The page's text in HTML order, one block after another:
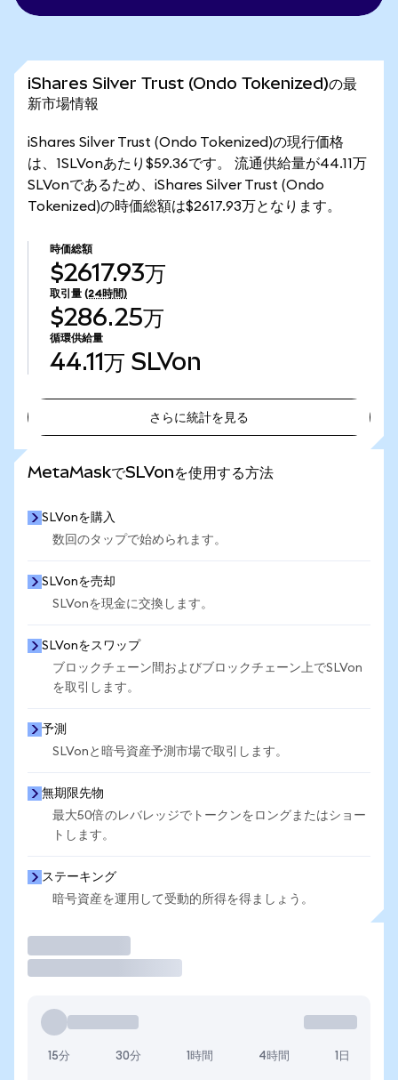
iShares Silver Trust (Ondo Tokenized)の最
新市場情報
iShares Silver Trust (Ondo Tokenized)の現行価格
は、1SLVonあたり$59.36です。 流通供給量が44.11万
SLVonであるため、iShares Silver Trust (Ondo
Tokenized)の時価総額は$2617.93万となります。
時価総額
$2617.93万
取引量 (24時間)
$286.25万
循環供給量
44.11万 SLVon
さらに統計を見る
MetaMaskでSLVonを使用する方法
SLVonを購入
数回のタップで始められます。
SLVonを売却
SLVonを現金に交換します。
SLVonをスワップ
ブロックチェーン間およびブロックチェーン上でSLVon
を取引します。
予測
SLVonと暗号資産予測市場で取引します。
無期限先物
最大50倍のレバレッジでトークンをロングまたはショー
トします。
ステーキング
暗号資産を運用して受動的所得を得ましょう。
15分 30分 1時間 4時間 1日